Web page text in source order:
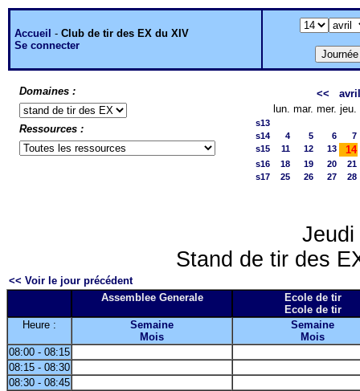
Accueil - Club de tir des EX du XIV
Se connecter
Domaines :
Ressources :
<<
lun. mar. mer. jeu.
s13
s14
4 5 6
7
s15
11 12 13 14
s16 18 19 20
21
s17
25 26 27 28
Jeudi
Stand de tir des
<< Voir le jour précédent
Assemblee Generale
Ecole de tir
Ecole de tir
Heure :
Semaine
Mois
Semaine
Mois
08:00 - 08:15
08:15 - 08:30
08:30 - 08:45